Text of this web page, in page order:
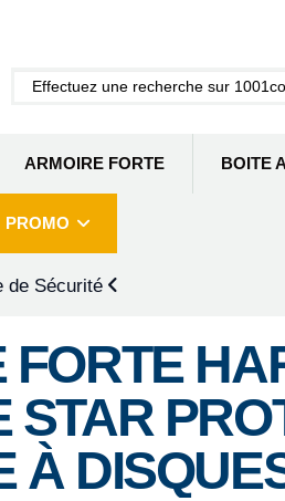
ARMOIRE FORTE BOITE
PROMO
de Sécurité
FORTE
STAR
À